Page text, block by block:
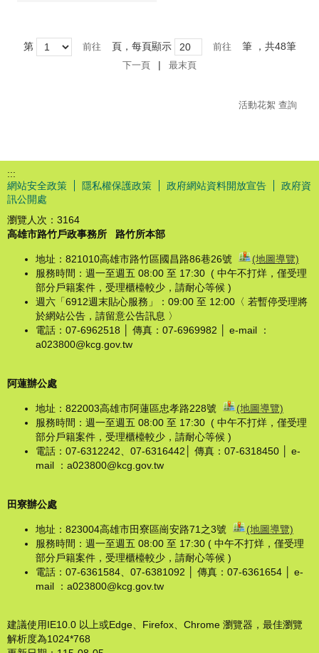
第 頁，每頁顯示 筆 ，共48筆
下一頁 | 最末頁
活動花絮 查詢
:::
網站安全政策
隱私權保護政策 政府網站資料開放宣告
政府資
訊公開處
瀏覽人次： 3164
高雄市路竹戶政事務所
路竹所本部
地址：821010高雄市路竹區國昌路86巷26號
(地圖導覽)
服務時間：週一至週五 08:00 至 17:30 ( 中午不打烊，僅受理
部分戶籍案件，受理櫃檯較少，請耐心等候 )
週六「6912週末貼心服務」：09:00 至 12:00〈 若暫停受理將
於網站公告，請留意公告訊息 〉
電話：07-6962518 │ 傳真：07-6969982 │ e-mail ：
a023800@kcg.gov.tw
阿蓮辦公處
地址：822003高雄市阿蓮區忠孝路228號
(地圖導覽)
服務時間：週一至週五 08:00 至 17:30 ( 中午不打烊，僅受理
部分戶籍案件，受理櫃檯較少，請耐心等候 )
電話：07-6312242、07-6316442│ 傳真：07-6318450 │ e-
mail ：a023800@kcg.gov.tw
田寮辦公處
地址：823004高雄市田寮區崗安路71之3號
(地圖導覽)
服務時間：週一至週五 08:00 至 17:30 ( 中午不打烊，僅受理
部分戶籍案件，受理櫃檯較少，請耐心等候 )
電話：07-6361584、07-6381092 │ 傳真：07-6361654 │ e-
mail ：a023800@kcg.gov.tw
建議使用IE10.0 以上或Edge、Firefox、Chrome 瀏覽器，最佳瀏覽
解析度為1024*768